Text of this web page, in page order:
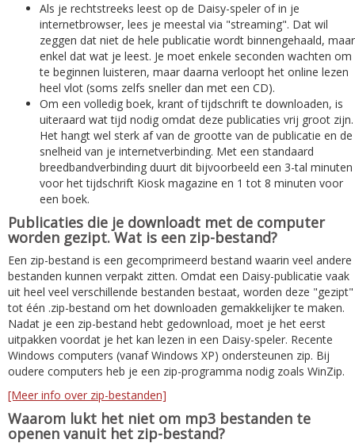
Als je rechtstreeks leest op de Daisy-speler of in je
internetbrowser, lees je meestal via "streaming". Dat wil
zeggen dat niet de hele publicatie wordt binnengehaald, maar
enkel dat wat je leest. Je moet enkele seconden wachten om
te beginnen luisteren, maar daarna verloopt het online lezen
heel vlot (soms zelfs sneller dan met een CD).
Om een volledig boek, krant of tijdschrift te downloaden, is
uiteraard wat tijd nodig omdat deze publicaties vrij groot zijn.
Het hangt wel sterk af van de grootte van de publicatie en de
snelheid van je internetverbinding. Met een standaard
breedbandverbinding duurt dit bijvoorbeeld een 3-tal minuten
voor het tijdschrift Kiosk magazine en 1 tot 8 minuten voor
een boek.
Publicaties die je downloadt met de computer
worden gezipt. Wat is een zip-bestand?
Een zip-bestand is een gecomprimeerd bestand waarin veel andere
bestanden kunnen verpakt zitten. Omdat een Daisy-publicatie vaak
uit heel veel verschillende bestanden bestaat, worden deze "gezipt"
tot één .zip-bestand om het downloaden gemakkelijker te maken.
Nadat je een zip-bestand hebt gedownload, moet je het eerst
uitpakken voordat je het kan lezen in een Daisy-speler. Recente
Windows computers (vanaf Windows XP) ondersteunen zip. Bij
oudere computers heb je een zip-programma nodig zoals WinZip.
[Meer info over zip-bestanden]
Waarom lukt het niet om mp3 bestanden te
openen vanuit het zip-bestand?